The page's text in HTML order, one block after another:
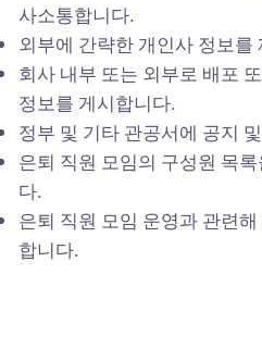
사소통합니다.
외부에 간략한 개인사 정보를
회사 내부 또는 외부로 배포
정보를 게시합니다.
정부 및 기타 관공서에 공지
은퇴 직원 모임의 구성원 목
다.
은퇴 직원 모임 운영과 관련
합니다.